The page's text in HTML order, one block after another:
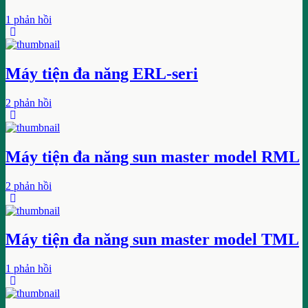
1 phản hồi
Máy tiện đa năng ERL-seri
2 phản hồi
Máy tiện đa năng sun master model RML
2 phản hồi
Máy tiện đa năng sun master model TML
1 phản hồi